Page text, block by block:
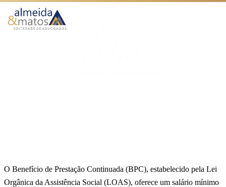
Atuação
Falar no WhatsApp
O Benefício de Prestação Continuada (BPC), estabelecido pela Lei
Orgânica da Assistência Social (LOAS), oferece um salário mínimo